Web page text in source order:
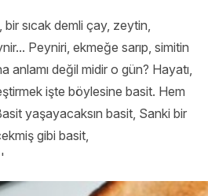
sıcak demli çay, zeytin,
Peyniri, ekmeğe sarıp, simitin
değil midir o gün? Hayatı,
işte böylesine basit. Hem
yaşayacaksın basit, Sanki bir
gibi basit,